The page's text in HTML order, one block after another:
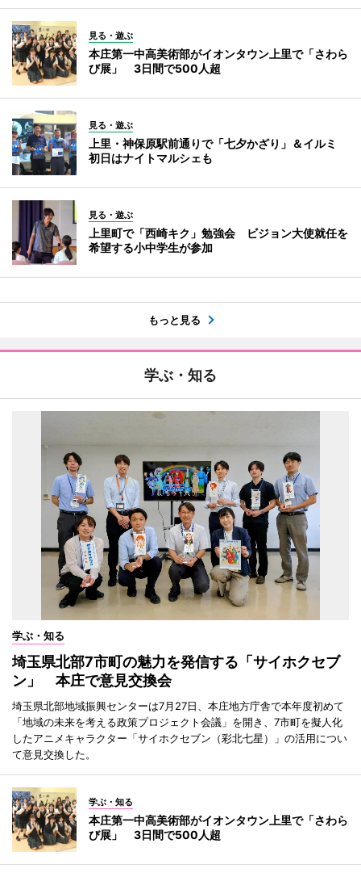
見る・遊ぶ
本庄第一中高美術部がイオンタウン上里で「さわら
び展」 3日間で500人超
見る・遊ぶ
上里・神保原駅前通りで「七夕かざり」＆イルミ
初日はナイトマルシェも
見る・遊ぶ
上里町で「西崎キク」勉強会 ビジョン大使就任を
希望する小中学生が参加
もっと見る
学ぶ・知る
学ぶ・知る
埼玉県北部7市町の魅力を発信する「サイホクセブ
ン」 本庄で意見交換会
埼玉県北部地域振興センターは7月27日、本庄地方庁舎で本年度初めて
「地域の未来を考える政策プロジェクト会議」を開き、7市町を擬人化
したアニメキャラクター「サイホクセブン（彩北七星）」の活用につい
て意見交換した。
学ぶ・知る
本庄第一中高美術部がイオンタウン上里で「さわら
び展」 3日間で500人超